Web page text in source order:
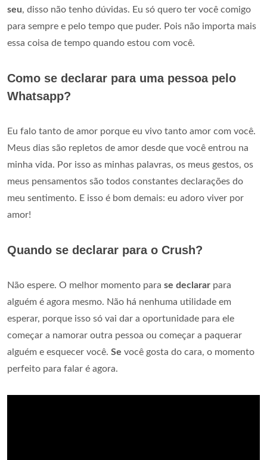
seu, disso não tenho dúvidas. Eu só quero ter você comigo
para sempre e pelo tempo que puder. Pois não importa mais
essa coisa de tempo quando estou com você.
Como se declarar para uma pessoa pelo
Whatsapp?
Eu falo tanto de amor porque eu vivo tanto amor com você.
Meus dias são repletos de amor desde que você entrou na
minha vida. Por isso as minhas palavras, os meus gestos, os
meus pensamentos são todos constantes declarações do
meu sentimento. E isso é bom demais: eu adoro viver por
amor!
Quando se declarar para o Crush?
Não espere. O melhor momento para se declarar para
alguém é agora mesmo. Não há nenhuma utilidade em
esperar, porque isso só vai dar a oportunidade para ele
começar a namorar outra pessoa ou começar a paquerar
alguém e esquecer você. Se você gosta do cara, o momento
perfeito para falar é agora.